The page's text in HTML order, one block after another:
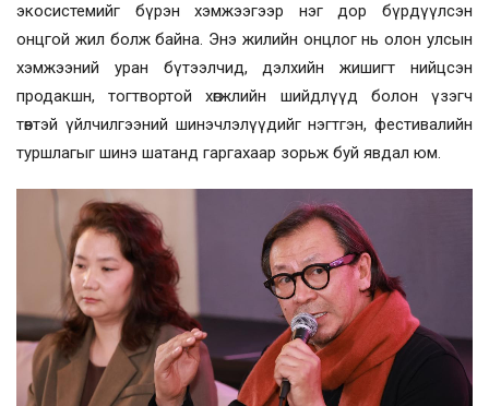
экосистемийг бүрэн хэмжээгээр нэг дор бүрдүүлсэн
онцгой жил болж байна. Энэ жилийн онцлог нь олон улсын
хэмжээний уран бүтээлчид, дэлхийн жишигт нийцсэн
продакшн, тогтвортой хөгжлийн шийдлүүд болон үзэгч
төвтэй үйлчилгээний шинэчлэлүүдийг нэгтгэн, фестивалийн
туршлагыг шинэ шатанд гаргахаар зорьж буй явдал юм.